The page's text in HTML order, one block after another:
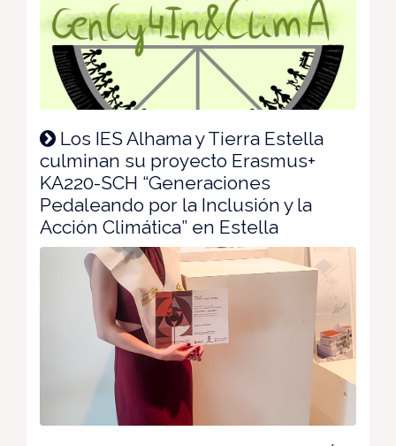
Los IES Alhama y Tierra Estella
culminan su proyecto Erasmus+
KA220-SCH “Generaciones
Pedaleando por la Inclusión y la
Acción Climática” en Estella